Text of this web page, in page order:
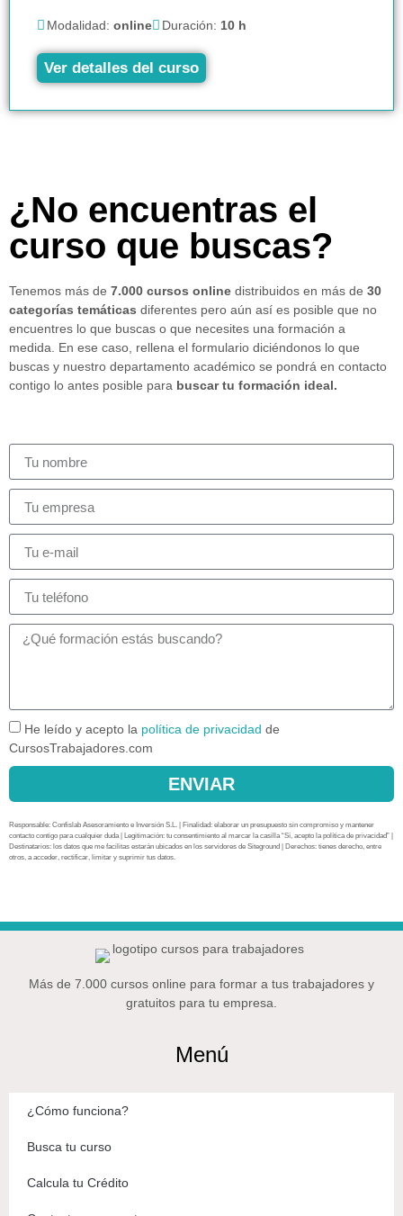
Modalidad: online Duración: 10 h
Ver detalles del curso
¿No encuentras el
curso que buscas?
Tenemos más de 7.000 cursos online distribuidos en más de 30
categorías temáticas diferentes pero aún así es posible que no
encuentres lo que buscas o que necesites una formación a
medida. En ese caso, rellena el formulario diciéndonos lo que
buscas y nuestro departamento académico se pondrá en contacto
contigo lo antes posible para buscar tu formación ideal.
He leído y acepto la política de privacidad de
CursosTrabajadores.com
ENVIAR
Responsable: Confislab Asesoramiento e Inversión S.L. | Finalidad: elaborar un presupuesto sin compromiso y mantener
contacto contigo para cualquier duda | Legitimación: tu consentimiento al marcar la casilla “Sí, acepto la política de privacidad” |
Destinatarios: los datos que me facilitas estarán ubicados en los servidores de Siteground | Derechos: tienes derecho, entre
otros, a acceder, rectificar, limitar y suprimir tus datos.
Más de 7.000 cursos online para formar a tus trabajadores y
gratuitos para tu empresa.
Menú
¿Cómo funciona?
Busca tu curso
Calcula tu Crédito